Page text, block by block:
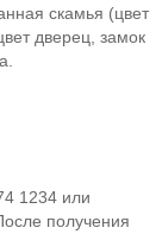
скамья (цвет
дверец, замок
1234 или
получения